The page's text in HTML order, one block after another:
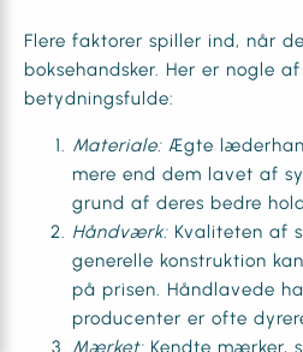
Flere faktorer spiller ind, når
boksehandsker. Her er nogle
betydningsfulde:
Materiale: Ægte
mere end dem lavet af
grund af deres bedre
Håndværk: Kvaliteten af
generelle konstruktion
på prisen. Håndlavede
producenter er ofte
Mærket: Kendte mærker,